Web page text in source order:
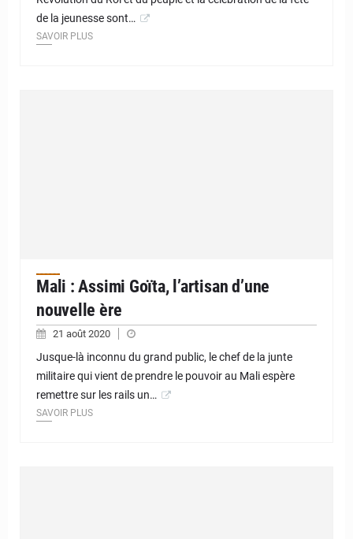
de la jeunesse sont…
SAVOIR PLUS
Mali : Assimi Goïta, l’artisan d’une
nouvelle ère
21 août 2020
Jusque-là inconnu du grand public, le chef de la junte
militaire qui vient de prendre le pouvoir au Mali espère
remettre sur les rails un…
SAVOIR PLUS